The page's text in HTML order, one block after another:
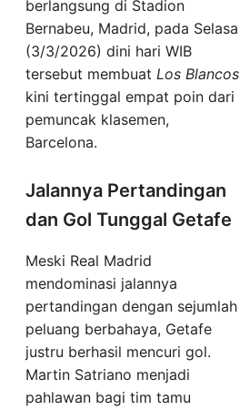
berlangsung di Stadion
Bernabeu, Madrid, pada Selasa
(3/3/2026) dini hari WIB
tersebut membuat Los Blancos
kini tertinggal empat poin dari
pemuncak klasemen,
Barcelona.
Jalannya Pertandingan
dan Gol Tunggal Getafe
Meski Real Madrid
mendominasi jalannya
pertandingan dengan sejumlah
peluang berbahaya, Getafe
justru berhasil mencuri gol.
Martin Satriano menjadi
pahlawan bagi tim tamu